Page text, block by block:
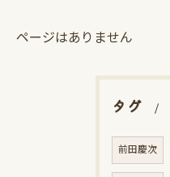
ページはありません
タグ
前田慶次